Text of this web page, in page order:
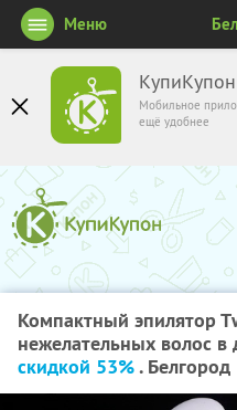
КупиКупон
Мобильное
ещё удобнее
Меню
Компактный эпилятор
нежелательных волос
скидкой 53%. Белгород